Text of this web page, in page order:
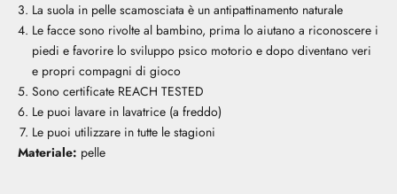
La suola in pelle scamosciata è un antipattinamento naturale
Le facce sono rivolte al bambino, prima lo aiutano a riconoscere i
piedi e favorire lo sviluppo psico motorio e dopo diventano veri
e propri compagni di gioco
Sono certificate REACH TESTED
Le puoi lavare in lavatrice (a freddo)
Le puoi utilizzare in tutte le stagioni
Materiale: pelle